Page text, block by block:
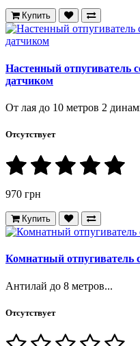
Купить
Настенный отпугиватель
датчиком
От лая до 10 метров 2
Отсутствует
970 грн
Купить
Комнатный отпугиватель
Антилай до 8 метров...
Отсутствует